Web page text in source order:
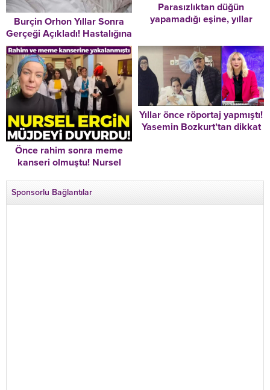
Burçin Orhon Yıllar Sonra
Gerçeği Açıkladı! Hastalığına
Yanlış Teşhis Konulmuş! “Bu
İddialar Beni ‘Alzheimer’
Teşhisi Kadar Üzmedi”
Parasızlıktan düğün
yapamadığı eşine, yıllar
Son paylaşımı 22 saat önce!
Bu dünyadan bir Volkan
Konak geçti…
Önce rahim sonra meme
kanseri olmuştu! Nursel
Yıllar önce röportaj yapmıştı!
Yasemin Bozkurt’tan dikkat
Sponsorlu Bağlantılar